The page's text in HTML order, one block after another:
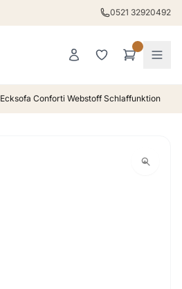
0521 32920492
Ecksofa Conforti Webstoff Schlaffunktion